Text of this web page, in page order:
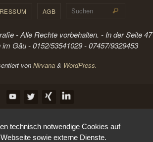
AGB Suchen
- Alle Rechte vorbehalten. - In der Seite 47
Gäu - 0152/53541029 - 07457/9329453
von Nirvana& WordPress.
technisch notwendige Cookies auf
sowie externe Dienste.